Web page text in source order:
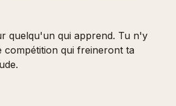
quelqu'un qui apprend. Tu n'y
compétition qui freineront ta